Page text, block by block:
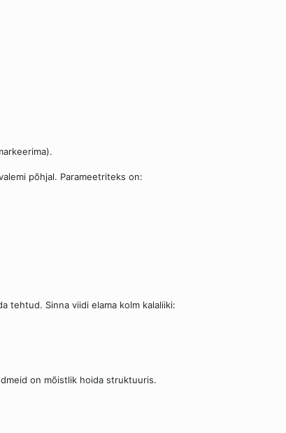
põhjal. Parameetriteks on:
tehtud. Sinna viidi elama kolm kalaliiki:
on mõistlik hoida struktuuris.